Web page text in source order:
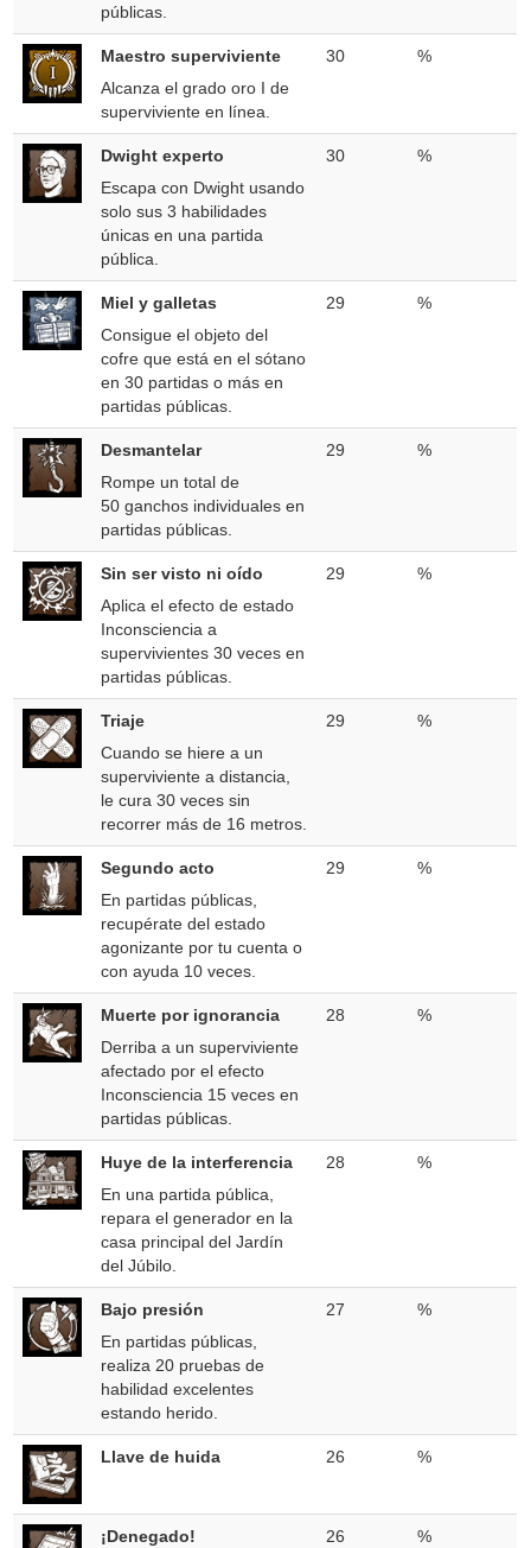
públicas.
Maestro superviviente
Alcanza el grado oro I de
superviviente en línea.
30 %
Dwight experto
Escapa con Dwight usando
solo sus 3 habilidades
únicas en una partida
pública.
30 %
Miel y galletas
Consigue el objeto del
cofre que está en el sótano
en 30 partidas o más en
partidas públicas.
29 %
Desmantelar
Rompe un total de
50 ganchos individuales en
partidas públicas.
29 %
Sin ser visto ni oído
Aplica el efecto de estado
Inconsciencia a
supervivientes 30 veces en
partidas públicas.
29 %
Triaje
Cuando se hiere a un
superviviente a distancia,
le cura 30 veces sin
recorrer más de 16 metros.
29 %
Segundo acto
En partidas públicas,
recupérate del estado
agonizante por tu cuenta o
con ayuda 10 veces.
29 %
Muerte por ignorancia
Derriba a un superviviente
afectado por el efecto
Inconsciencia 15 veces en
partidas públicas.
28 %
Huye de la interferencia
En una partida pública,
repara el generador en la
casa principal del Jardín
del Júbilo.
28 %
Bajo presión
En partidas públicas,
realiza 20 pruebas de
habilidad excelentes
estando herido.
27 %
Llave de huida 26 %
¡Denegado!
26 %